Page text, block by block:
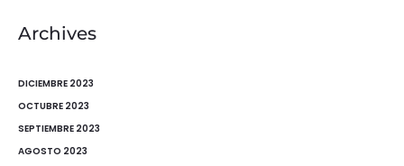
Archives
DICIEMBRE 2023
OCTUBRE 2023
SEPTIEMBRE 2023
AGOSTO 2023